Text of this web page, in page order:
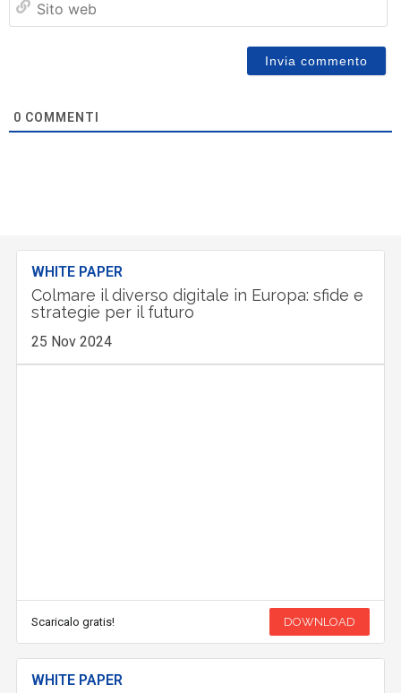
0 COMMENTI
WHITE PAPER
Colmare il diverso digitale in Europa: sfide e
strategie per il futuro
25 Nov 2024
Scaricalo gratis! DOWNLOAD
WHITE PAPER